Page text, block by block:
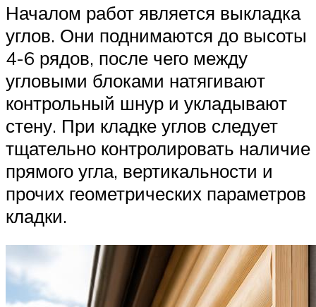
Началом работ является выкладка
углов. Они поднимаются до высоты
4-6 рядов, после чего между
угловыми блоками натягивают
контрольный шнур и укладывают
стену. При кладке углов следует
тщательно контролировать наличие
прямого угла, вертикальности и
прочих геометрических параметров
кладки.